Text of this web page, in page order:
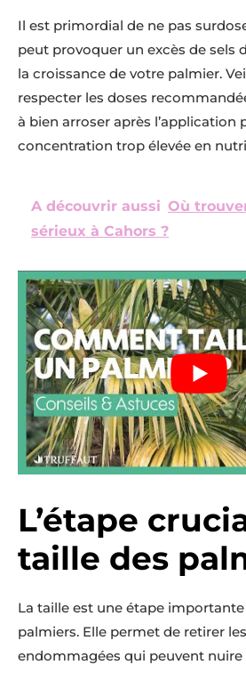
Il est primordial de ne pas
peut provoquer un excès de sels
la croissance de votre palmier.
respecter les doses
à bien arroser après l’application
concentration trop élevée en
A découvrir aussi Où
sérieux à Cahors ?
L’étape
taille des
La taille est une étape importante
palmiers. Elle permet de retirer
endommagées qui peuvent nuire